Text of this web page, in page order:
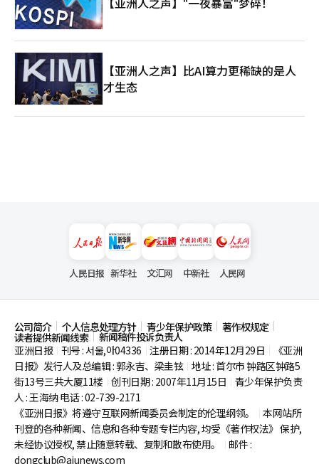
【亚洲人之声】比AI算力更稀缺的是人
才生态
人民日报 新华社 文汇网 中新社 人民网
公司简介 个人信息处理方针 青少年保护政策 著作权规定
读者提供新闻线索
新闻稿件投诉负责人
亚洲日报
刊号 : 서울,아04336 注册日期 : 2014年12月29日
《亚洲
日报》发行人及总编辑 : 郭永吉、梁圭铉 地址 : 首尔市钟路区钟路5
街13号三共大厦11楼 创刊日期 : 2007年11月15日
青少年保护负责
人 : 王海纳 电话 : 02-739-2171
《亚洲日报》将遵守互联网新闻委员会制定的伦理纲领。
本网站所
刊登的各种新闻、信息和各种专题专栏内容, 均受《著作权法》 保护,
未经协议授权, 禁止随意转载、复制和散布使用。
邮件 :
dongclub@ajunews.com